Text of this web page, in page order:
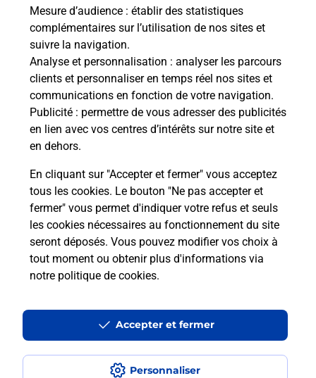
Mesure d’audience : établir des statistiques
complémentaires sur l’utilisation de nos sites et
suivre la navigation.
Analyse et personnalisation : analyser les parcours
clients et personnaliser en temps réel nos sites et
communications en fonction de votre navigation.
Publicité : permettre de vous adresser des publicités
en lien avec vos centres d’intérêts sur notre site et
en dehors.
En cliquant sur "Accepter et fermer" vous acceptez
tous les cookies. Le bouton "Ne pas accepter et
fermer" vous permet d'indiquer votre refus et seuls
les cookies nécessaires au fonctionnement du site
seront déposés. Vous pouvez modifier vos choix à
tout moment ou obtenir plus d'informations via
notre politique de cookies.
Personnaliser
Accepter et fermer
Envoyer un colis
Vous souhaitez envoyer un colis depuis : NICE
SAINT AUGUSTIN (06200) ? Découvrez toutes les
solutions proposées par La Poste.
En savoir plus
Questions fréquemment posées
La téléassistance classique avec
médaillon d’alarme qu’est ce que